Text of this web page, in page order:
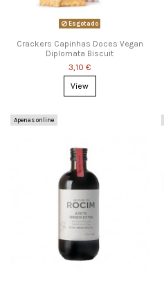
Esgotado
Crackers Capinhas Doces Vegan
Diplomata Biscuit
3,10 €
View
Apenas online